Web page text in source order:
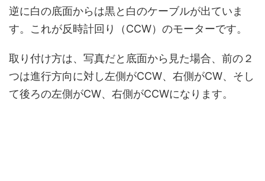
逆に白の底面からは黒と白のケーブルが出ていま
す。これが反時計回り（CCW）のモーターです。
取り付け方は、写真だと底面から見た場合、前の２
つは進行方向に対し左側がCCW、右側がCW、そし
て後ろの左側がCW、右側がCCWになります。